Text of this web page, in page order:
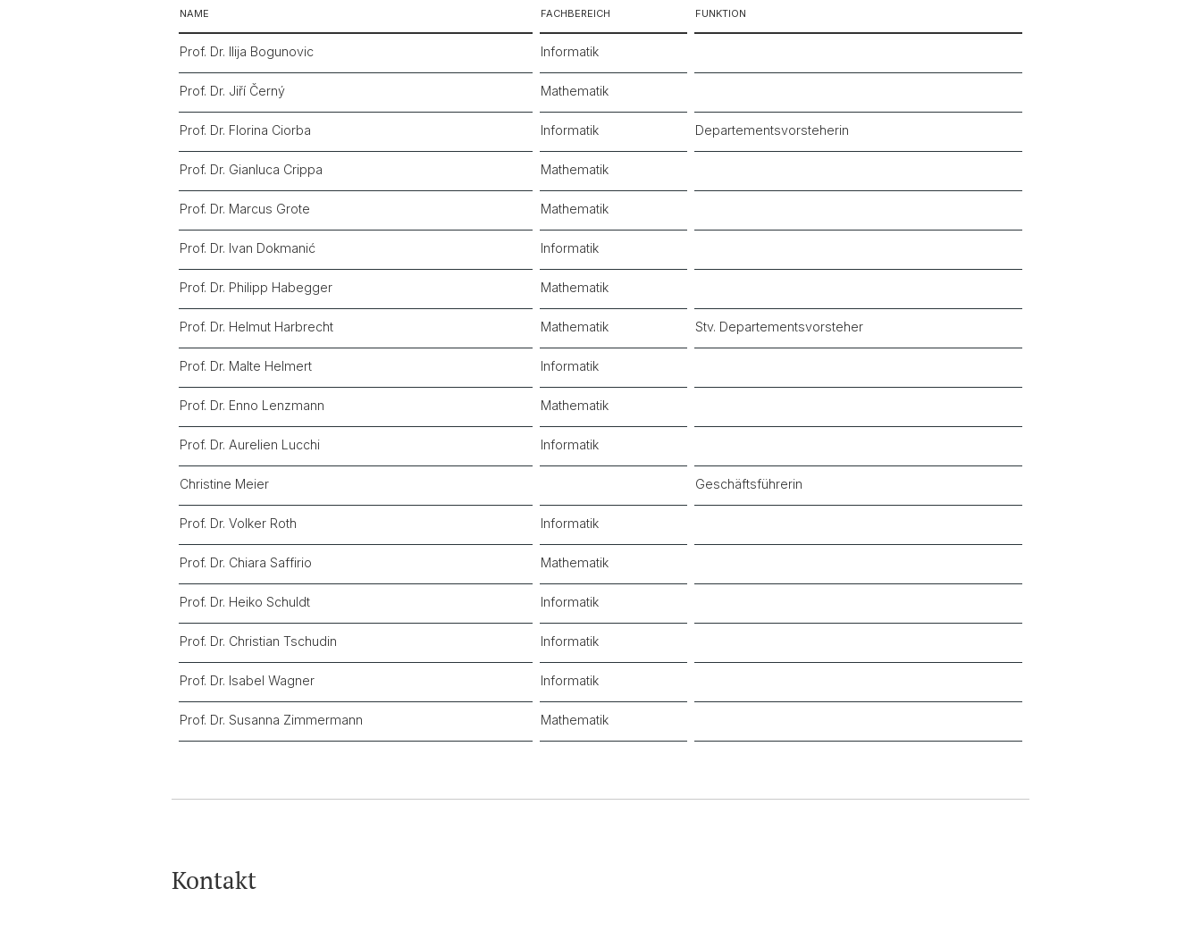
NAME FACHBEREICH FUNKTION
Prof. Dr. Ilija Bogunovic Informatik
Prof. Dr. Jiří Černý Mathematik
Prof. Dr. Florina Ciorba Informatik Departementsvorsteherin
Prof. Dr. Gianluca Crippa Mathematik
Prof. Dr. Marcus Grote Mathematik
Prof. Dr. Ivan Dokmanić Informatik
Prof. Dr. Philipp Habegger Mathematik
Prof. Dr. Helmut Harbrecht Mathematik Stv. Departementsvorsteher
Prof. Dr. Malte Helmert Informatik
Prof. Dr. Enno Lenzmann Mathematik
Prof. Dr. Aurelien Lucchi Informatik
Christine Meier Geschäftsführerin
Prof. Dr. Volker Roth Informatik
Prof. Dr. Chiara Saffirio Mathematik
Prof. Dr. Heiko Schuldt Informatik
Prof. Dr. Christian Tschudin Informatik
Prof. Dr. Isabel Wagner Informatik
Prof. Dr. Susanna Zimmermann Mathematik
Kontakt